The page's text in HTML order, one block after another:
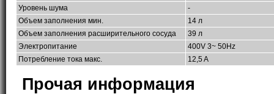
Уровень шума
-
Объем заполнения мин.
14 л
Объем заполнения расширительного сосуда
39 л
Электропитание
400V 3~ 50Hz
Потребление тока макс.
12,5 A
Прочая информация